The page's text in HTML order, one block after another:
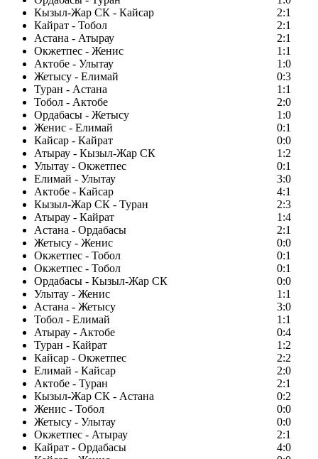
Кызыл-Жар СК - Кайсар
2:1
Кайрат - Тобол
2:1
Астана - Атырау
2:1
Окжетпес - Женис
1:1
Актобе - Улытау
1:0
Жетысу - Елимай
0:3
Туран - Астана
1:1
Тобол - Актобе
2:0
Ордабасы - Жетысу
1:0
Женис - Елимай
0:1
Кайсар - Кайрат
0:0
Атырау - Кызыл-Жар СК
1:2
Улытау - Окжетпес
0:1
Елимай - Улытау
3:0
Актобе - Кайсар
4:1
Кызыл-Жар СК - Туран
2:3
Атырау - Кайрат
1:4
Астана - Ордабасы
2:1
Жетысу - Женис
0:0
Окжетпес - Тобол
0:1
Окжетпес - Тобол
0:1
Ордабасы - Кызыл-Жар СК
0:0
Улытау - Женис
1:1
Астана - Жетысу
3:0
Тобол - Елимай
1:1
Атырау - Актобе
0:4
Туран - Кайрат
1:2
Кайсар - Окжетпес
2:2
Елимай - Кайсар
2:0
Актобе - Туран
2:1
Кызыл-Жар СК - Астана
0:2
Женис - Тобол
0:0
Жетысу - Улытау
0:0
Окжетпес - Атырау
2:1
Кайрат - Ордабасы
4:0